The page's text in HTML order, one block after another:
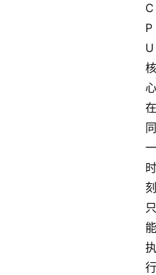
C
P
U
核
心
在
同
一
时
刻
只
能
执
行